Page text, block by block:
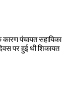
पंचायत सहायिका
पर हुई थी शिकायत